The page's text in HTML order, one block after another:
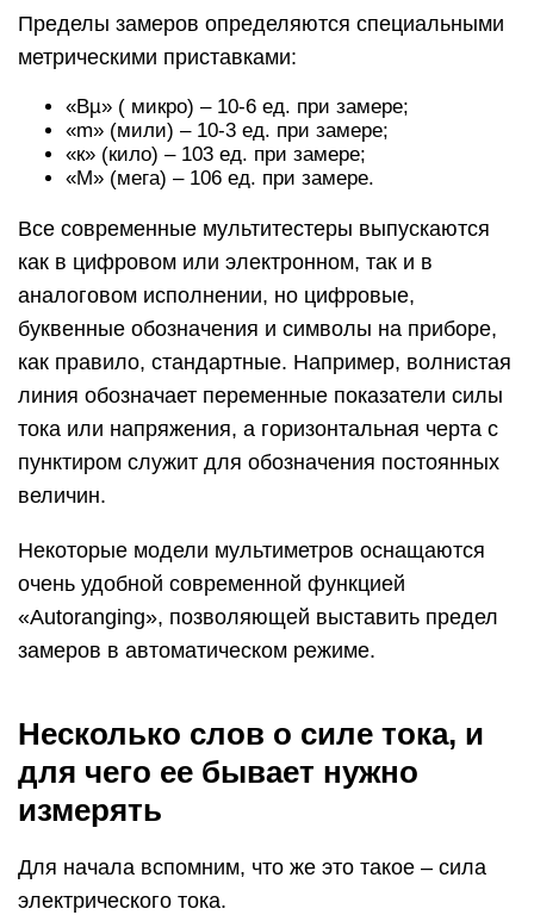
Пределы замеров определяются специальными
метрическими приставками:
«Вµ» ( микро) – 10-6 ед. при замере;
«m» (мили) – 10-3 ед. при замере;
«к» (кило) – 103 ед. при замере;
«М» (мега) – 106 ед. при замере.
Все современные мультитестеры выпускаются
как в цифровом или электронном, так и в
аналоговом исполнении, но цифровые,
буквенные обозначения и символы на приборе,
как правило, стандартные. Например, волнистая
линия обозначает переменные показатели силы
тока или напряжения, а горизонтальная черта с
пунктиром служит для обозначения постоянных
величин.
Некоторые модели мультиметров оснащаются
очень удобной современной функцией
«Аutоrаnging», позволяющей выставить предел
замеров в автоматическом режиме.
Несколько слов о силе тока, и
для чего ее бывает нужно
измерять
Для начала вспомним, что же это такое – сила
электрического тока.